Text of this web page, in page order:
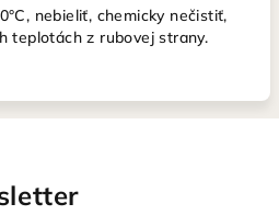
nebieliť, chemicky nečistiť,
teplotách z rubovej strany.